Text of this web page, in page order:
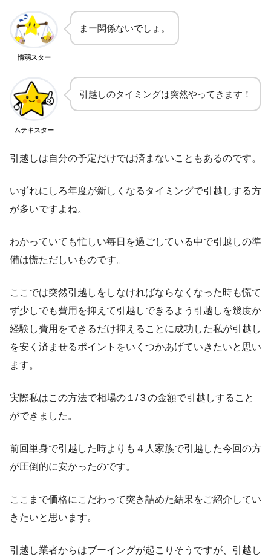
情弱スター
まー関係ないでしょ。
ムテキスター
引越しのタイミングは突然やってきます！
引越しは自分の予定だけでは済まないこともあるのです。
いずれにしろ年度が新しくなるタイミングで引越しする方
が多いですよね。
わかっていても忙しい毎日を過ごしている中で引越しの準
備は慌ただしいものです。
ここでは突然引越しをしなければならなくなった時も慌て
ず少しでも費用を抑えて引越しできるよう引越しを幾度か
経験し費用をできるだけ抑えることに成功した私が引越し
を安く済ませるポイントをいくつかあげていきたいと思い
ます。
実際私はこの方法で相場の１/３の金額で引越しすること
ができました。
前回単身で引越した時よりも４人家族で引越した今回の方
が圧倒的に安かったのです。
ここまで価格にこだわって突き詰めた結果をご紹介してい
きたいと思います。
引越し業者からはブーイングが起こりそうですが、引越し